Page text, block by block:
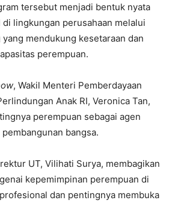
tersebut menjadi bentuk nyata
di lingkungan perusahaan melalui
mendukung kesetaraan dan
perempuan.
, Wakil Menteri Pemberdayaan
Anak RI, Veronica Tan,
perempuan sebagai agen
bangsa.
UT, Vilihati Surya, membagikan
kepemimpinan perempuan di
dan pentingnya membuka